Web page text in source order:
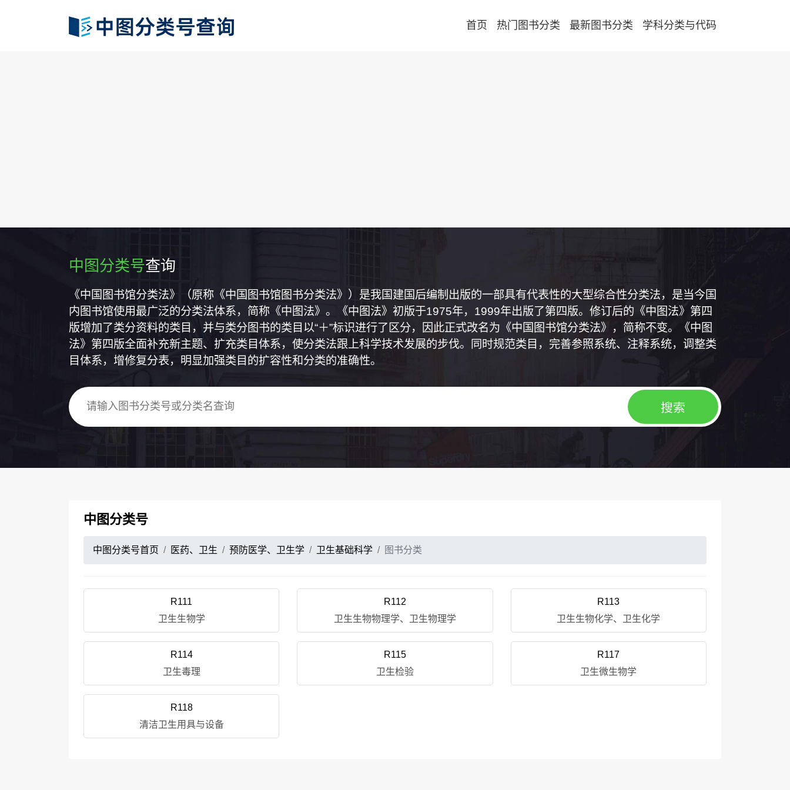
首页 热门图书分类 最新图书分类 学科分类与代码
中图分类号查询
《中国图书馆分类法》（原称《中国图书馆图书分类法》）是我国建国后编制出版的一部具有代表性的大型综合性分类法，是当今国
内图书馆使用最广泛的分类法体系，简称《中图法》。《中图法》初版于1975年，1999年出版了第四版。修订后的《中图法》第四
版增加了类分资料的类目，并与类分图书的类目以“＋”标识进行了区分，因此正式改名为《中国图书馆分类法》，简称不变。《中图
法》第四版全面补充新主题、扩充类目体系，使分类法跟上科学技术发展的步伐。同时规范类目，完善参照系统、注释系统，调整类
目体系，增修复分表，明显加强类目的扩容性和分类的准确性。
中图分类号
中图分类号首页 医药、卫生 预防医学、卫生学 卫生基础科学 图书分类
R111
卫生生物学
R112
卫生生物物理学、卫生物理学
R113
卫生生物化学、卫生化学
R114
卫生毒理
R115
卫生检验
R117
卫生微生物学
R118
清洁卫生用具与设备